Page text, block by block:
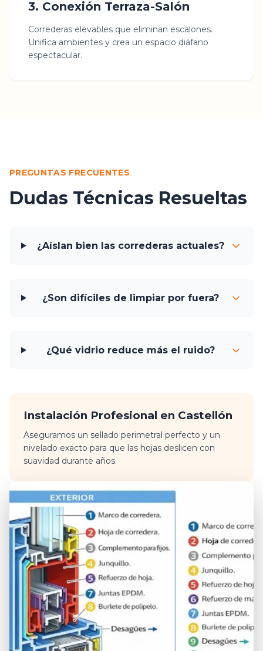
3. Conexión Terraza-Salón
Correderas elevables que eliminan escalones.
Unifica ambientes y crea un espacio diáfano
espectacular.
PREGUNTAS FRECUENTES
Dudas Técnicas Resueltas
¿Aíslan bien las correderas actuales?
¿Son difíciles de limpiar por fuera?
¿Qué vidrio reduce más el ruido?
Instalación Profesional en Castellón
Aseguramos un sellado perimetral perfecto y un
nivelado exacto para que las hojas deslicen con
suavidad durante años.